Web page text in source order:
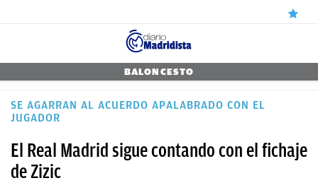
REAL
MADRID
BALONCESTO
BALONCESTO
SE AGARRAN AL ACUERDO APALABRADO CON EL
JUGADOR
El Real Madrid sigue contando con el fichaje
de Zizic